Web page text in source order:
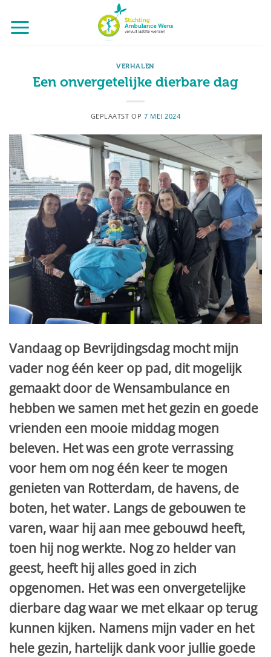
naar
inhoud
VERHALEN
Een onvergetelijke dierbare dag
GEPLAATST OP 7 MEI 2024
Vandaag op Bevrijdingsdag mocht mijn
vader nog één keer op pad, dit mogelijk
gemaakt door de Wensambulance en
hebben we samen met het gezin en goede
vrienden een mooie middag mogen
beleven. Het was een grote verrassing
voor hem om nog één keer te mogen
genieten van Rotterdam, de havens, de
boten, het water. Langs de gebouwen te
varen, waar hij aan mee gebouwd heeft,
toen hij nog werkte. Nog zo helder van
geest, heeft hij alles goed in zich
opgenomen. Het was een onvergetelijke
dierbare dag waar we met elkaar op terug
kunnen kijken. Namens mijn vader en het
hele gezin, hartelijk dank voor jullie goede